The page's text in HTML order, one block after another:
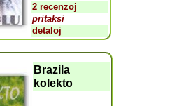
2 recenzoj
pritaksi
detaloj
Brazila
kolekto